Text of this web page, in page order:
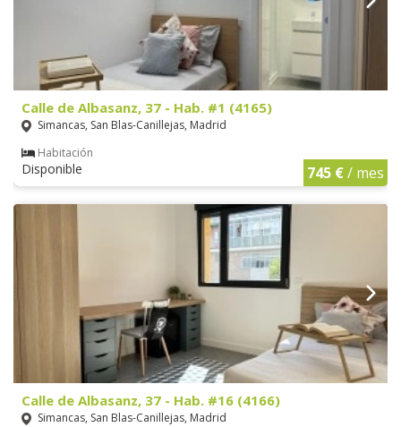
Calle de Albasanz, 37 - Hab. #1 (4165)
Simancas, San Blas-Canillejas, Madrid
Habitación
Disponible 745 €/ mes
Calle de Albasanz, 37 - Hab. #16 (4166)
Simancas, San Blas-Canillejas, Madrid